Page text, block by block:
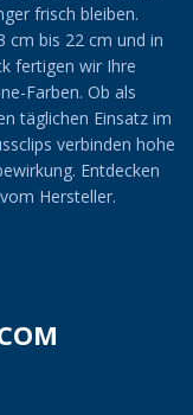
frisch bleiben.
cm bis 22 cm und in
fertigen wir Ihre
Farben. Ob als
täglichen Einsatz im
verbinden hohe
Entdecken
Hersteller.